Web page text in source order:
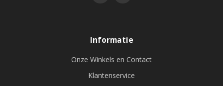
Informatie
Onze Winkels en Contact
Klantenservice